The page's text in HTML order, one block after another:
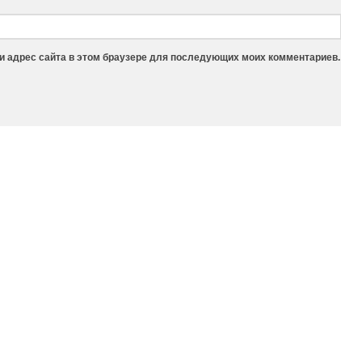
адрес сайта в этом браузере для последующих моих комментариев.